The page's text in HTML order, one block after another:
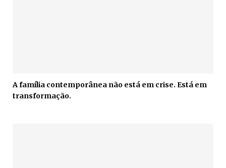
A família contemporânea não está em crise. Está em
transformação.